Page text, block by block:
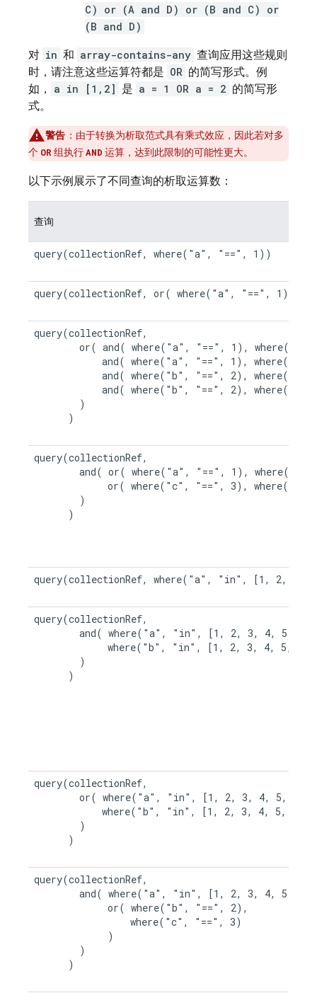
C) or (A and D) or (B and C) or
(B and D)
对 in 和 array-contains-any 查询应用这些规则
时，请注意这些运算符都是 OR 的简写形式。例
如，
a in [1,2] 是 a = 1 OR a = 2 的简写形
式。
警告 ：由于转换为析取范式具有乘式效应，因此若对多
个 OR 组执行AND 运算，达到此限制的可能性更大。
以下示例展示了不同查询的析取运算数：
查询
query(collectionRef, where("a", "==", 1))
query(collectionRef, or( where("a", "==", 1),
query(collectionRef,
or( and( where("a", "==", 1),
and( where("a", "==", 1),
and( where("b", "==", 2),
and( where("b", "==", 2),
        )
      )
query(collectionRef,
and( or( where("a", "==", 1),
or( where("c", "==", 3),
        )
      )
query(collectionRef, where("a", "in", [1, 2,
query(collectionRef,
        and( where("a", "in", [1, 2, 3, 4, 5]),
where("b", "in", [1, 2, 3, 4, 5, 6,
        )
      )
query(collectionRef,
or( where("a", "in", [1, 2, 3, 4, 5, 6,
where("b", "in", [1, 2, 3, 4, 5, 6,
        )
      )
query(collectionRef,
        and( where("a", "in", [1, 2, 3, 4, 5]),
             or( where("b", "==", 2),
                 where("c", "==", 3)
             )
        )
      )